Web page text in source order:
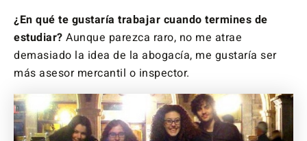
¿En qué te gustaría trabajar cuando termines de
estudiar? Aunque parezca raro, no me atrae
demasiado la idea de la abogacía, me gustaría ser
más asesor mercantil o inspector.